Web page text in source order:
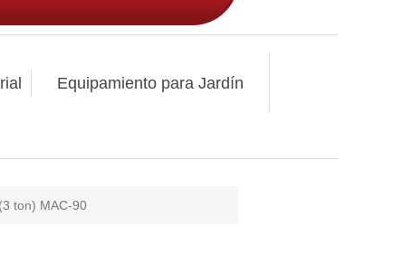
Equipamiento para Jardín
ton) MAC-90